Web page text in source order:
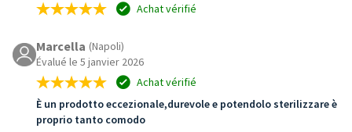
Achat vérifié
Marcella (Napoli)
Évalué le 5 janvier 2026
Achat vérifié
È un prodotto eccezionale,durevole e potendolo sterilizzare è
proprio tanto comodo